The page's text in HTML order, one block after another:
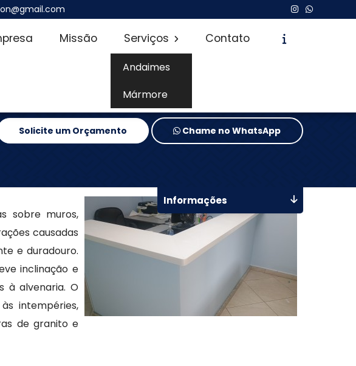
Missão Serviços
Andaimes
Mármore
Contato
Solicite um Orçamento Chame no WhatsApp
sobre muros,
causadas
e duradouro.
inclinação e
à alvenaria. O
intempéries,
de granito e
Informações